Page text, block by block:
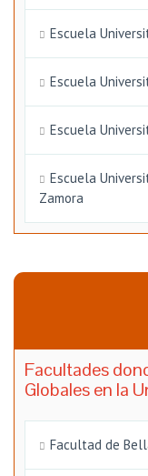
Escuela
Escuela
Escuela
Escuela
Zamora
Facultades
Globales en la
Facultad de